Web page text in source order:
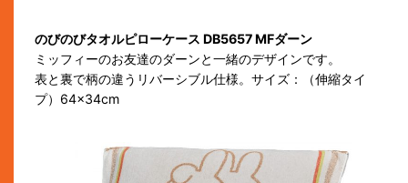
のびのびタオルピローケース DB5657 MFダーン
ミッフィーのお友達のダーンと一緒のデザインです。
表と裏で柄の違うリバーシブル仕様。サイズ：（伸縮タイ
プ）64×34cm